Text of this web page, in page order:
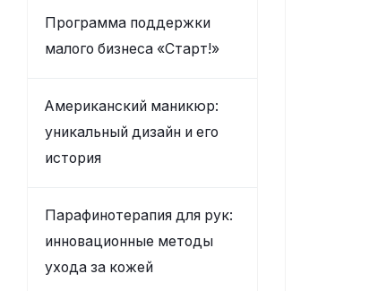
Программа поддержки
малого бизнеса «Старт!»
Американский маникюр:
уникальный дизайн и его
история
Парафинотерапия для рук:
инновационные методы
ухода за кожей